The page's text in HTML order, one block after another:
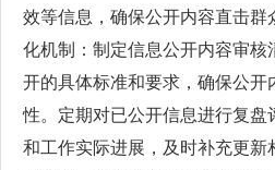
效等信息，确保公开内容直击群
化机制：制定信息公开内容审核
开的具体标准和要求，确保公开
性。定期对已公开信息进行复盘
和工作实际进展，及时补充更新